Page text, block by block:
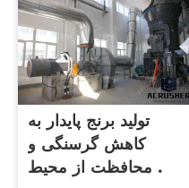
تولید برنج پایدار به
کاهش گرسنگی و
محافظت از محیط .